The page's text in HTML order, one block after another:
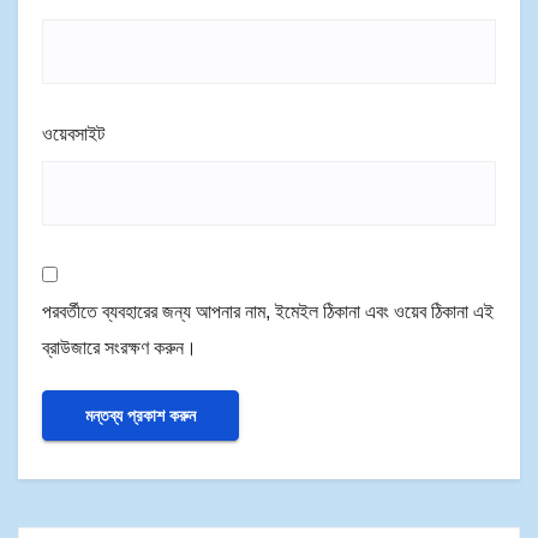
ওয়েবসাইট
পরবর্তীতে ব্যবহারের জন্য আপনার নাম, ইমেইল ঠিকানা এবং ওয়েব ঠিকানা এই
ব্রাউজারে সংরক্ষণ করুন।